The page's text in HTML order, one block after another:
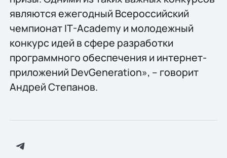
являются ежегодный Всероссийский
чемпионат IT-Academy и молодежный
конкурс идей в сфере разработки
программного обеспечения и интернет-
приложений DevGeneration», – говорит
Андрей Степанов.